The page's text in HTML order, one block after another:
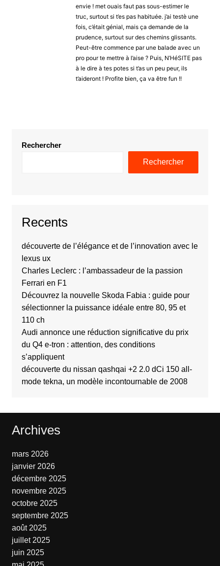
envie ! met ouais faut pas sous-estimer le
truc, surtout si t’es pas habituée. j’ai testè une
fois, c’était génial, mais ça demande de la
prudence, surtout sur des chemins glissants.
Peut-être commence par une balade avec un
pro pour te mettre à l’aise ? Puis, N’HéSITE pas
à le dire à tes potes si t’as un peu peur, ils
t’aideront ! Profite bien, ça va être fun !!
Rechercher
Rechercher
Recents
découverte de l’élégance et de l’innovation avec le
lexus ux
Charles Leclerc : l’ambassadeur de la passion
Ferrari en F1
Découvrez la nouvelle Skoda Fabia : guide pour
sélectionner la puissance idéale entre 80, 95 et
110 ch
Audi annonce une réduction significative du prix
du Q4 e-tron : attention, des conditions
s’appliquent
découverte du nissan qashqai +2 2.0 dCi 150 all-
mode tekna, un modèle incontournable de 2008
Archives
mars 2026
janvier 2026
décembre 2025
novembre 2025
octobre 2025
septembre 2025
août 2025
juillet 2025
juin 2025